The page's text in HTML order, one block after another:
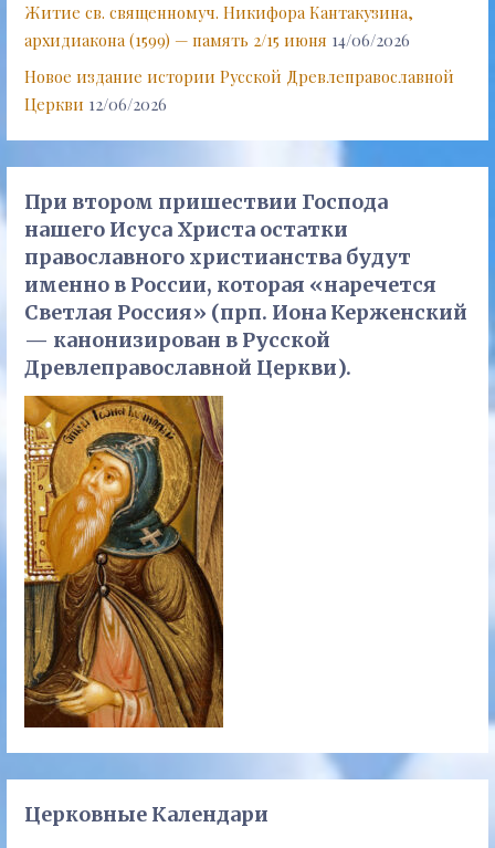
Житие св. священномуч. Никифора Кантакузина,
архидиакона (1599) — память 2/15 июня 14/06/2026
Новое издание истории Русской Древлеправославной
Церкви 12/06/2026
При втором пришествии Господа
нашего Исуса Христа остатки
православного христианства будут
именно в России, которая «наречется
Светлая Россия» (прп. Иона Керженский
— канонизирован в Русской
Древлеправославной Церкви).
Церковные Календари